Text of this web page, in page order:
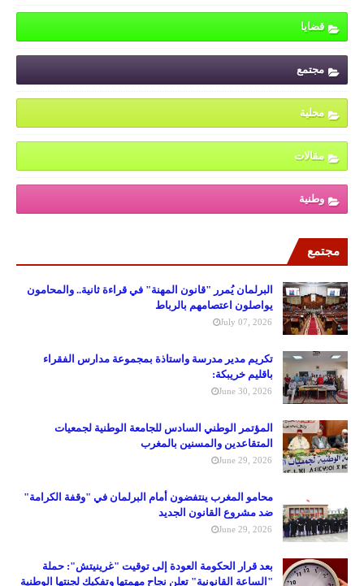
قضايا
مجتمع
محلية
مقالات
وطنية
مجتمع
البرلمان يُمرر "قانون المهنة" في قراءة ثانية.. والمحامون
يواصلون اعتصامهم بالرباط
July 07, 2026
تكريم مدير مدرسة واستاذة بمجموعة مدارس الفقراء
باقليم خريبكة:
June 30, 2026
المؤتمر الوطني السادس للجامعة الوطنية لجمعيات
المتقاعدين والمسنين بالمغرب
June 29, 2026
محامو المغرب ينتفضون أمام البرلمان في "وقفة الكرامة"
ضد مشروع القانون الجديد
June 29, 2026
بعد قرار الحكومة العودة إلى توقيت "غرينيتش": حملة
"الساعة القانونية" تعلن نجاح مهمتها وتفكيك لجنتها الوطنية